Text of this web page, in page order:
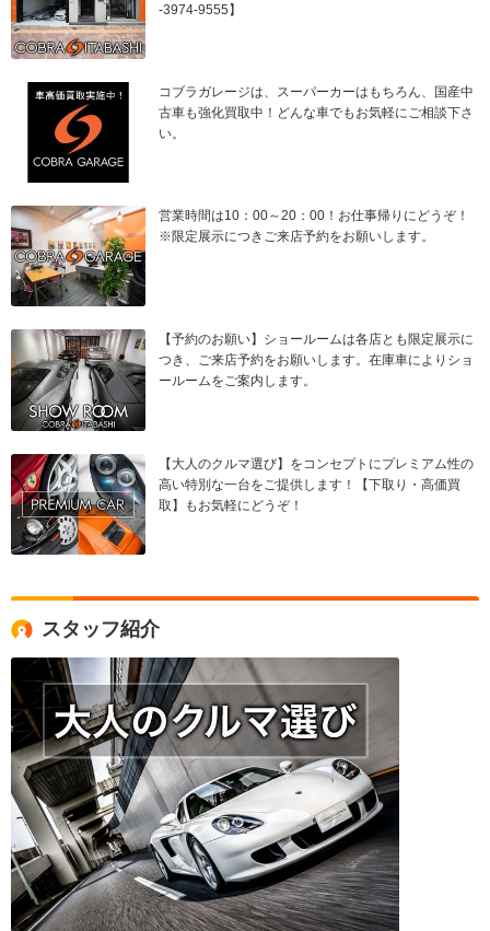
-3974-9555】
コブラガレージは、スーパーカーはもちろん、国産中
古車も強化買取中！どんな車でもお気軽にご相談下さ
い。
営業時間は10：00～20：00！お仕事帰りにどうぞ！
※限定展示につきご来店予約をお願いします。
【予約のお願い】ショールームは各店とも限定展示に
つき、ご来店予約をお願いします。在庫車によりショ
ールームをご案内します。
【大人のクルマ選び】をコンセプトにプレミアム性の
高い特別な一台をご提供します！【下取り・高価買
取】もお気軽にどうぞ！
スタッフ紹介